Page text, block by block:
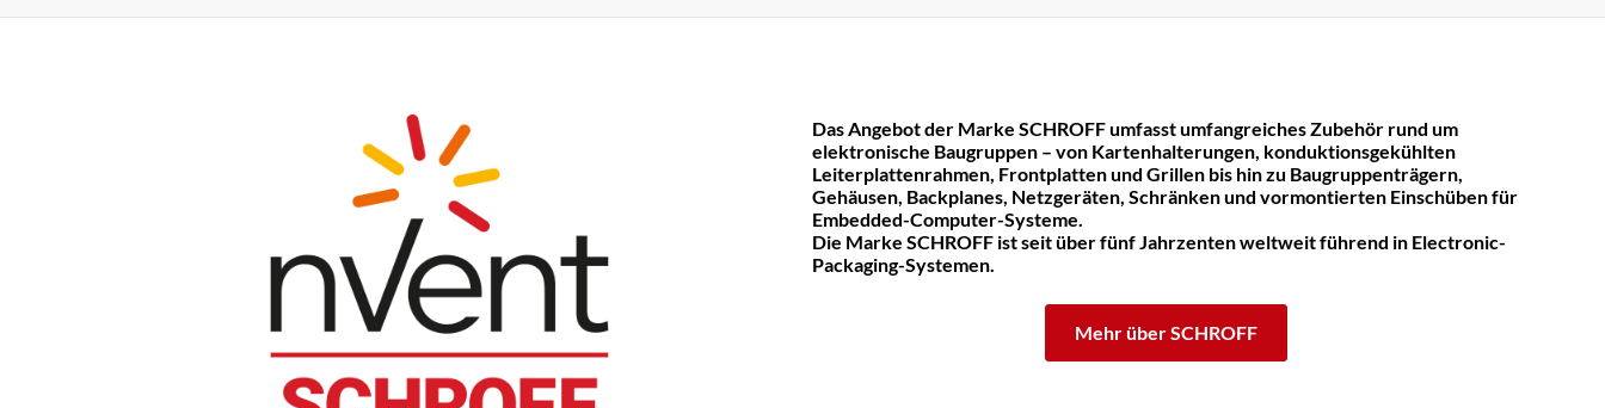
Das Angebot der Marke SCHROFF umfasst umfangreiches Zubehör rund um
elektronische Baugruppen – von Kartenhalterungen, konduktionsgekühlten
Leiterplattenrahmen, Frontplatten und Grillen bis hin zu Baugruppenträgern,
Gehäusen, Backplanes, Netzgeräten, Schränken und vormontierten Einschüben für
Embedded-Computer-Systeme.
Die Marke SCHROFF ist seit über fünf Jahrzenten weltweit führend in Electronic-
Packaging-Systemen.
Mehr über SCHROFF